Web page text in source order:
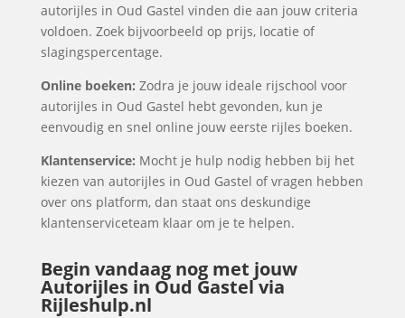
autorijles in Oud Gastel vinden die aan jouw criteria
voldoen. Zoek bijvoorbeeld op prijs, locatie of
slagingspercentage.
Online boeken: Zodra je jouw ideale rijschool voor
autorijles in Oud Gastel hebt gevonden, kun je
eenvoudig en snel online jouw eerste rijles boeken.
Klantenservice: Mocht je hulp nodig hebben bij het
kiezen van autorijles in Oud Gastel of vragen hebben
over ons platform, dan staat ons deskundige
klantenserviceteam klaar om je te helpen.
Begin vandaag nog met jouw
Autorijles in Oud Gastel via
Rijleshulp.nl